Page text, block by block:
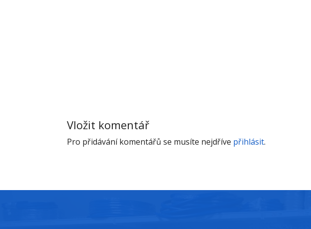
Vložit komentář
Pro přidávání komentářů se musíte nejdříve přihlásit.